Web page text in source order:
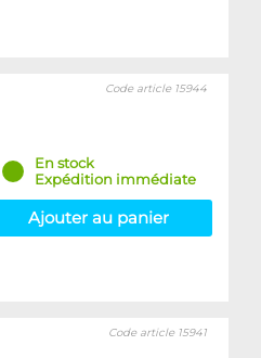
Code article 15944
En stock
Expédition immédiate
Ajouter au panier
Code article 15941